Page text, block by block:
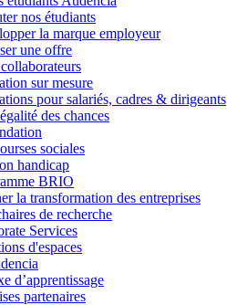
nos étudiants
la marque employeur
une offre
sur mesure
pour salariés, cadres & dirigeants
des chances
sociales
handicap
BRIO
la transformation des entreprises
de recherche
Services
d'espaces
d’apprentissage
partenaires